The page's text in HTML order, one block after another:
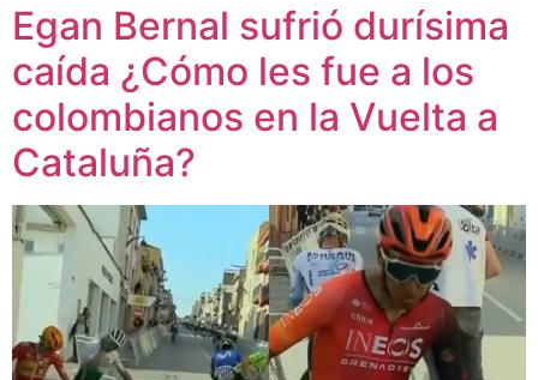
Egan Bernal sufrió durísima
caída ¿Cómo les fue a los
colombianos en la Vuelta a
Cataluña?